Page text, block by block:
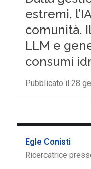
estremi,
comunità.
LLM e
consumi
Pubblicato il 28
Egle Conisti
Ricercatrice